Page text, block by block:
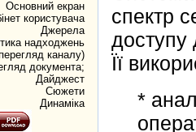
спектр
доступу
Її
*
Основний екран
користувача
Джерела
надходжень
каналу)
документа;
Дайджест
Сюжети
Динаміка